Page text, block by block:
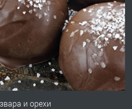
за общи работници
преди 1 година
поход "По стъпките на Ангел
и орехи